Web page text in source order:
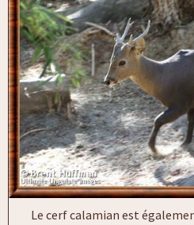
Le cerf calamian est